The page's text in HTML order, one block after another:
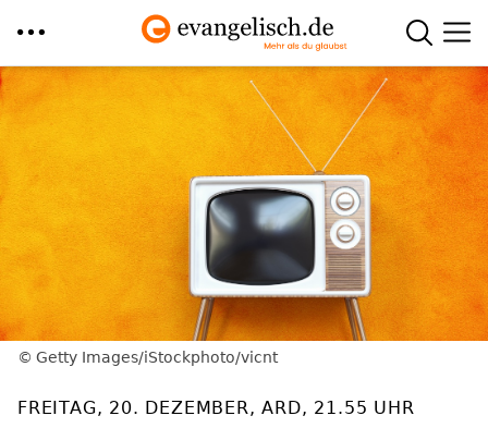
Direkt
zum
Inhalt
Getty Images/iStockphoto/vicnt
FREITAG, 20. DEZEMBER, ARD, 21.55 UHR